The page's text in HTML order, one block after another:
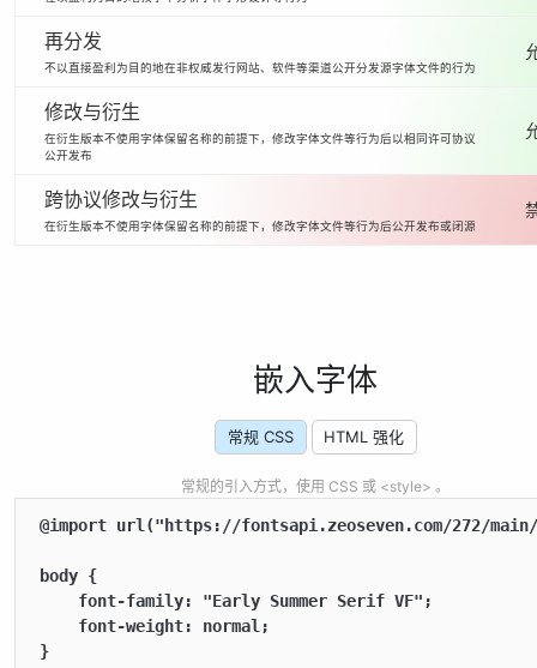
再分发
不以直接盈利为目的地在非权威发行网站、软件等渠道公开分发源字体文件的行为
修改与衍生
在衍生版本不使用字体保留名称的前提下，修改字体文件等行为后以相同许可协议
公开发布
跨协议修改与衍生
在衍生版本不使用字体保留名称的前提下，修改字体文件等行为后公开发布或闭源
嵌入字体
常规 CSS HTML 强化
常规的引入方式，使用 CSS 或 <style> 。
@import url("https://fontsapi.zeoseven.com/272/
body {
    font-family: "Early Summer Serif VF";
    font-weight: normal;
}